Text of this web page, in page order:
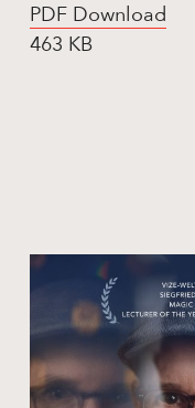
PDF Download
463 KB